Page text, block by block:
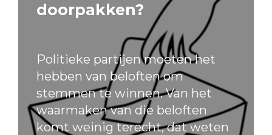
doorpakken?
Politieke partijen moeten het
hebben van beloften om
stemmen te winnen. Van het
waarmaken van die beloften
komt weinig terecht, dat weten